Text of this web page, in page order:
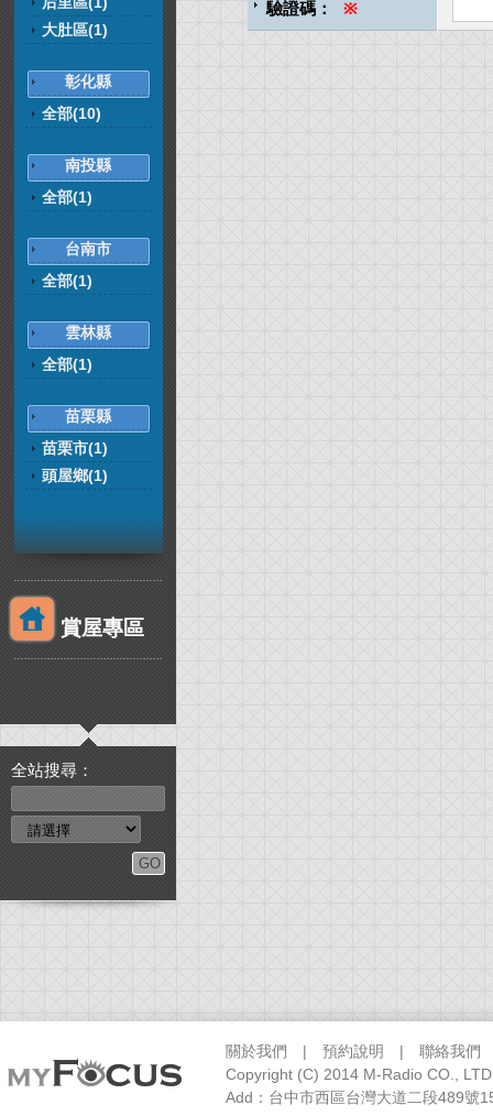
大肚區(1)
彰化縣
全部(10)
南投縣
全部(1)
台南市
全部(1)
雲林縣
全部(1)
苗栗縣
苗栗市(1)
頭屋鄉(1)
賞屋專區
全站搜尋：
驗證碼： ※
關於我們 | 預約說明 | 聯絡我們
Copyright (C) 2014 M-Radio CO.,
Add：台中市西區台灣大道二段489